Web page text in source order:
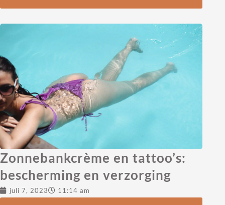
Zonnebankcrème en tattoo’s:
bescherming en verzorging
juli 7, 2023 11:14 am